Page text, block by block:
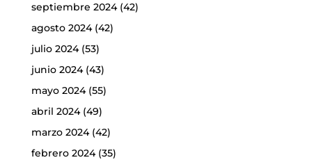
septiembre 2024(42)
agosto 2024(42)
julio 2024(53)
junio 2024(43)
mayo 2024(55)
abril 2024(49)
marzo 2024(42)
febrero 2024(35)